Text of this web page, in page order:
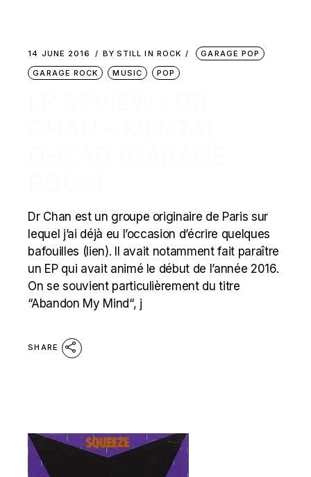
14 JUNE 2016 BY STILL IN ROCK
GARAGE POP
GARAGE ROCK
MUSIC POP
Dr Chan est un groupe originaire de Paris sur
lequel j’ai déjà eu l’occasion d’écrire quelques
bafouilles (lien). Il avait notamment fait paraître
un EP qui avait animé le début de l’année 2016.
On se souvient particulièrement du titre
“Abandon My Mind“, j
SHARE